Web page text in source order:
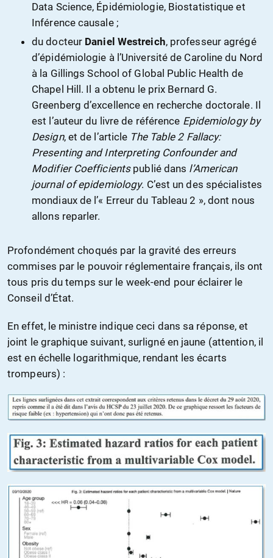
Data Science, Épidémiologie, Biostatistique et
Inférence causale ;
du docteur Daniel Westreich, professeur agrégé
d’épidémiologie à l’Université de Caroline du Nord
à la Gillings School of Global Public Health de
Chapel Hill. Il a obtenu le prix Bernard G.
Greenberg d’excellence en recherche doctorale. Il
est l’auteur du livre de référence Epidemiology by
Design, et de l’article The Table 2 Fallacy:
Presenting and Interpreting Confounder and
Modifier Coefficients publié dans l’American
journal of epidemiology. C’est un des spécialistes
mondiaux de l’« Erreur du Tableau 2 », dont nous
allons reparler.
Profondément choqués par la gravité des erreurs
commises par le pouvoir réglementaire français, ils ont
tous pris du temps sur le week-end pour éclairer le
Conseil d’État.
En effet, le ministre indique ceci dans sa réponse, et
joint le graphique suivant, surligné en jaune (attention, il
est en échelle logarithmique, rendant les écarts
trompeurs) :